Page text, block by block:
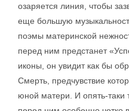
озаряется линия, чтобы
еще большую
поэмы материнской
перед ним предстанет
иконы, он увидит как бы
Смерть, предчувствие
юной матери. И опять-таки